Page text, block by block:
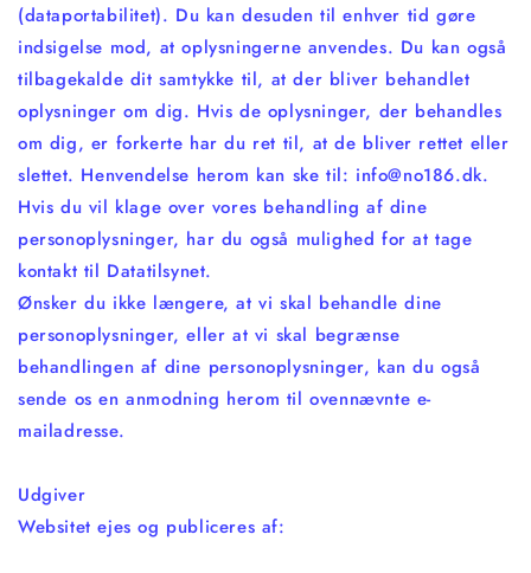
(dataportabilitet). Du kan desuden til enhver tid gøre
indsigelse mod, at oplysningerne anvendes. Du kan også
tilbagekalde dit samtykke til, at der bliver behandlet
oplysninger om dig. Hvis de oplysninger, der behandles
om dig, er forkerte har du ret til, at de bliver rettet eller
slettet. Henvendelse herom kan ske til: info@no186.dk.
Hvis du vil klage over vores behandling af dine
personoplysninger, har du også mulighed for at tage
kontakt til Datatilsynet.
Ønsker du ikke længere, at vi skal behandle dine
personoplysninger, eller at vi skal begrænse
behandlingen af dine personoplysninger, kan du også
sende os en anmodning herom til ovennævnte e-
mailadresse.
Udgiver
Websitet ejes og publiceres af: